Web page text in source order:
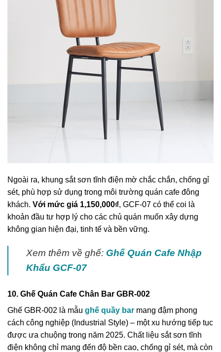
Ngoài ra, khung sắt sơn tĩnh điện mờ chắc chắn, chống gỉ
sét, phù hợp sử dụng trong môi trường quán cafe đông
khách. Với mức giá 1,150,000₫, GCF-07 có thể coi là
khoản đầu tư hợp lý cho các chủ quán muốn xây dựng
không gian hiện đại, tinh tế và bền vững.
Xem thêm về ghế: Ghế Quán Cafe Nhập
Khẩu GCF-07
10. Ghế Quán Cafe Chân Bar GBR-002
Ghế GBR-002 là mẫu ghế quầy bar mang đậm phong
cách công nghiệp (Industrial Style) – một xu hướng tiếp tục
được ưa chuộng trong năm 2025. Chất liệu sắt sơn tĩnh
điện không chỉ mang đến độ bền cao, chống gỉ sét, mà còn